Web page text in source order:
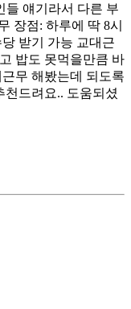
들 얘기라서 다른 부
장점: 하루에 딱 8시
받기 가능 교대근
밥도 못먹을만큼 바
무 해봤는데 되도록
천드려요.. 도움되셨